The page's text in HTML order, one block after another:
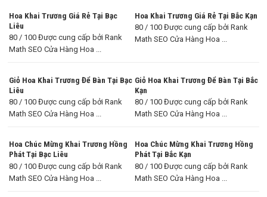
Hoa Khai Trương Giá Rẻ Tại Bạc
Liêu
80 / 100 Được cung cấp bởi Rank
Math SEO Cửa Hàng Hoa ...
Hoa Khai Trương Giá Rẻ Tại Bắc Kạn
80 / 100 Được cung cấp bởi Rank
Math SEO Cửa Hàng Hoa ...
Giỏ Hoa Khai Trương Để Bàn Tại Bạc
Liêu
80 / 100 Được cung cấp bởi Rank
Math SEO Cửa Hàng Hoa ...
Giỏ Hoa Khai Trương Để Bàn Tại Bắc
Kạn
80 / 100 Được cung cấp bởi Rank
Math SEO Cửa Hàng Hoa ...
Hoa Chúc Mừng Khai Trương Hồng
Phát Tại Bạc Liêu
80 / 100 Được cung cấp bởi Rank
Math SEO Cửa Hàng Hoa ...
Hoa Chúc Mừng Khai Trương Hồng
Phát Tại Bắc Kạn
80 / 100 Được cung cấp bởi Rank
Math SEO Cửa Hàng Hoa ...